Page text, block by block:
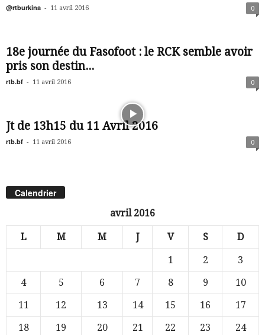
@rtburkina - 11 avril 2016 0
18e journée du Fasofoot : le RCK semble avoir
pris son destin...
rtb.bf - 11 avril 2016 0
Jt de 13h15 du 11 Avril 2016
rtb.bf - 11 avril 2016 0
Calendrier
avril 2016
L M M J V S D
1 2
3
4
5 6 7 8 9
10
11
12 13 14 15 16
17
18
19 20 21 22 23
24